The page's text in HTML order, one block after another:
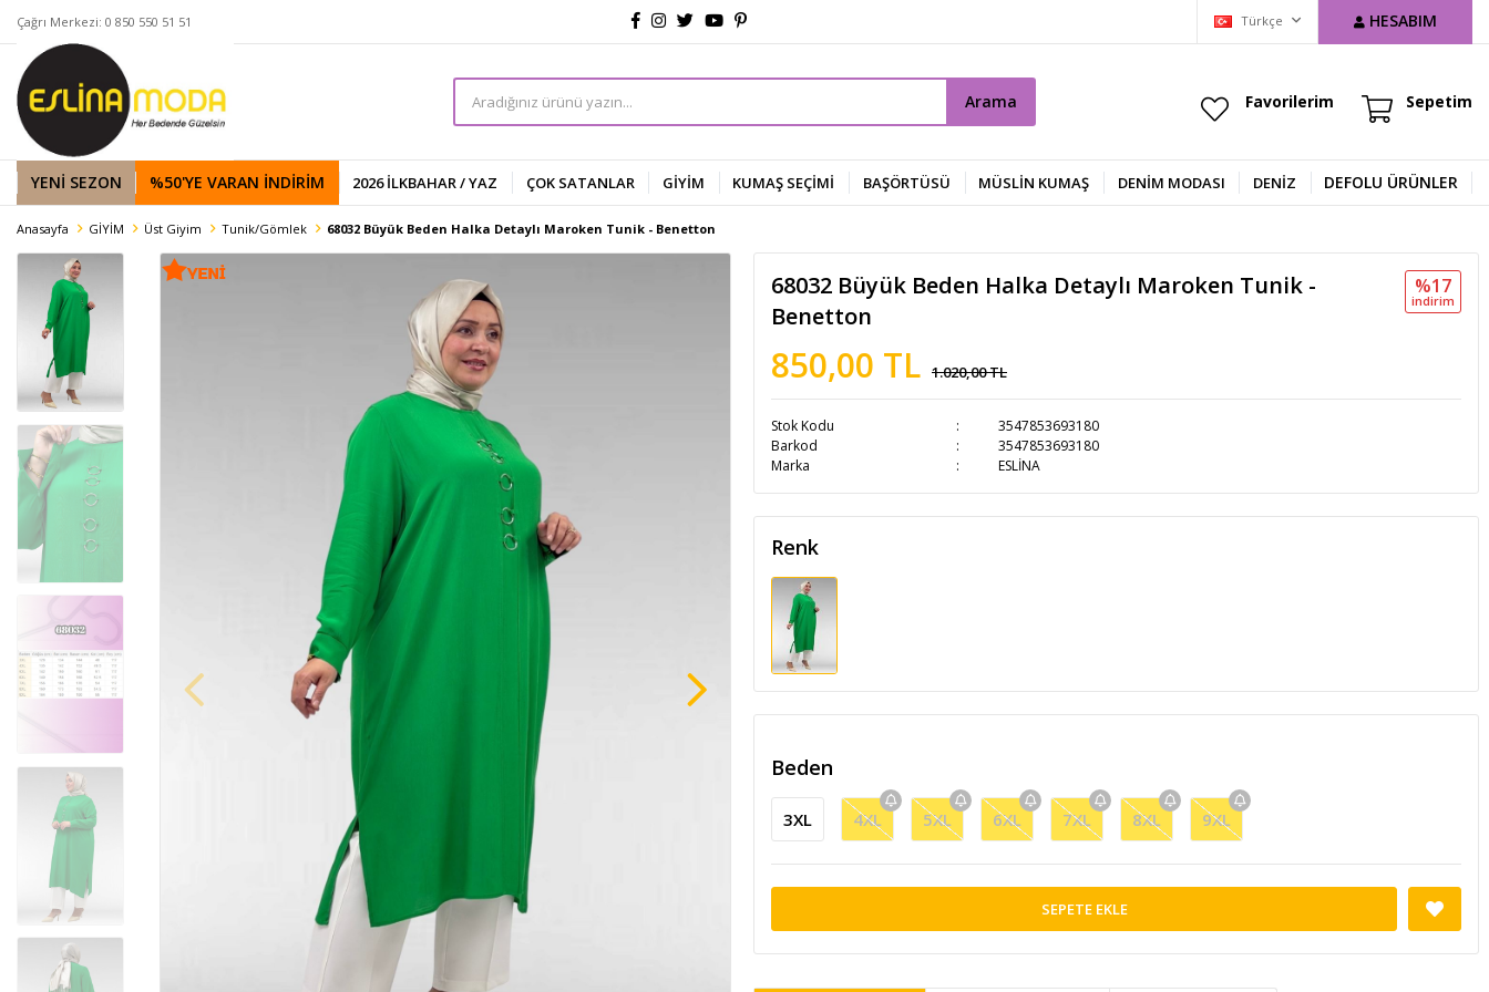
Çağrı Merkezi: 0 850 550 51 51 Türkçe HESABIM
Arama Favorilerim Sepetim
YENİ SEZON %50'YE VARAN İNDIRIM 2026 İLKBAHAR / YAZ ÇOK SATANLAR GİYİM KUMAŞ SEÇİMİ BAŞÖRTÜSÜ MÜSLİN KUMAŞ DENIM MODASI DENİZ DEFOLU ÜRÜNLER
Anasayfa GİYİM Üst Giyim Tunik/Gömlek 68032 Büyük Beden Halka Detaylı Maroken Tunik - Benetton
68032 Büyük Beden Halka Detaylı Maroken Tunik -
Benetton
850,00 TL 1.020,00 TL
%17
i̇ndi̇ri̇m
Stok Kodu
3547853693180
Barkod
3547853693180
Marka
ESLİNA
Renk
Beden
3XL 4XL 5XL 6XL 7XL 8XL 9XL
SEPETE EKLE